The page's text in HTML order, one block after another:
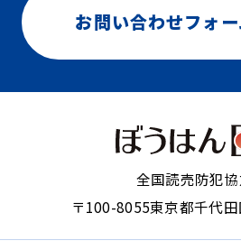
お問い合わせフォ
全国読売防犯
〒100-8055東京都千代